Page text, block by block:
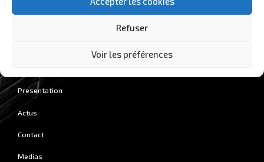
Refuser
Voir les préférences
Presentation
Actus
Contact
Medias